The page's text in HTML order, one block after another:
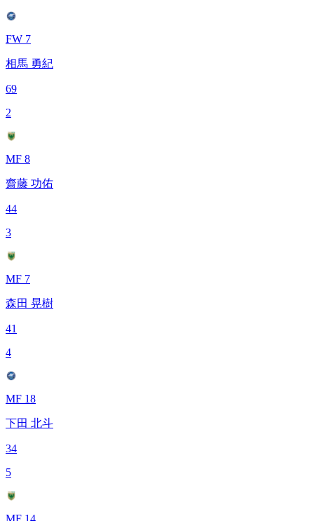
FW 7
相馬 勇紀
69
2
MF 8
齋藤 功佑
44
3
MF 7
森田 晃樹
41
4
MF 18
下田 北斗
34
5